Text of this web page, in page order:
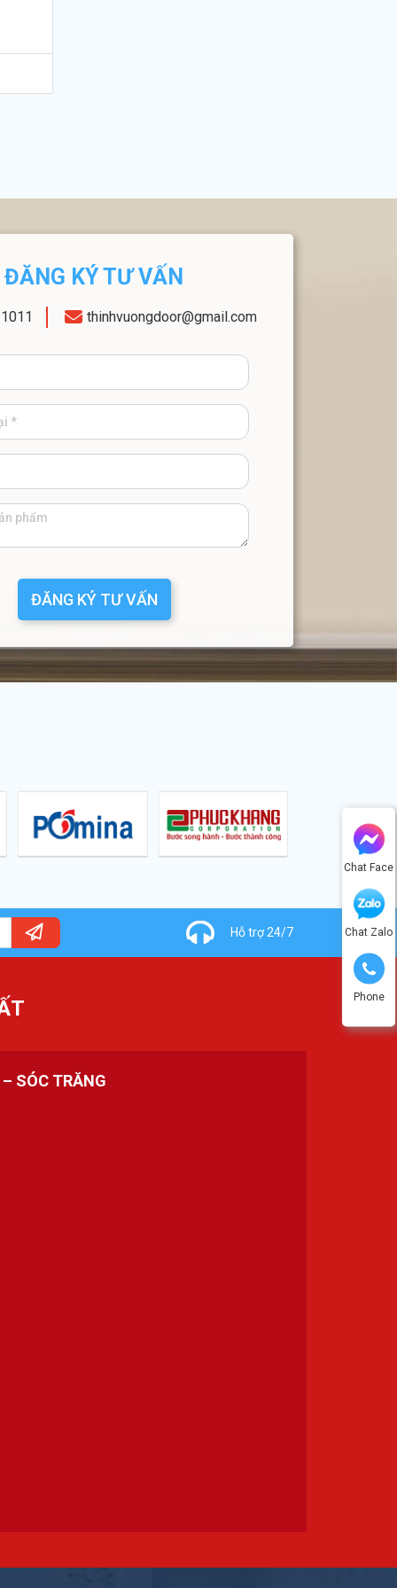
Chat Face
Chat Zalo
Phone
ĐĂNG KÝ TƯ VẤN
thinhvuongdoor@gmail.com
ĐĂNG KÝ TƯ VẤN
Hỗ trợ 24/7
SÓC TRĂNG